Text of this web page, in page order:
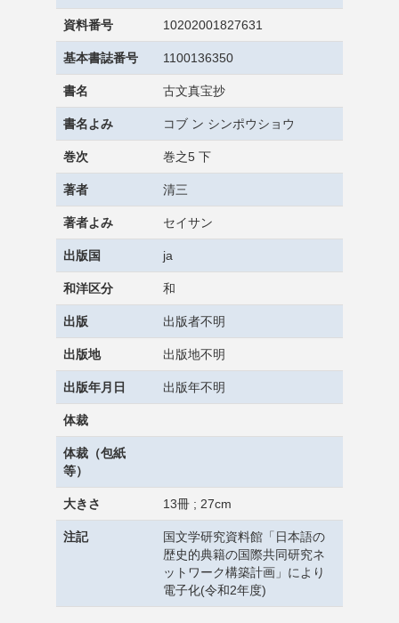
資料番号 10202001827631
基本書誌番号 1100136350
書名 古文真宝抄
書名よみ コブ ン シンポウショウ
巻次 巻之5 下
著者 清三
著者よみ セイサン
出版国 ja
和洋区分 和
出版 出版者不明
出版地 出版地不明
出版年月日 出版年不明
体裁
体裁（包紙
等）
大きさ 13冊 ; 27cm
注記
国文学研究資料館「日本語の
歴史的典籍の国際共同研究ネ
ットワーク構築計画」により
電子化(令和2年度)